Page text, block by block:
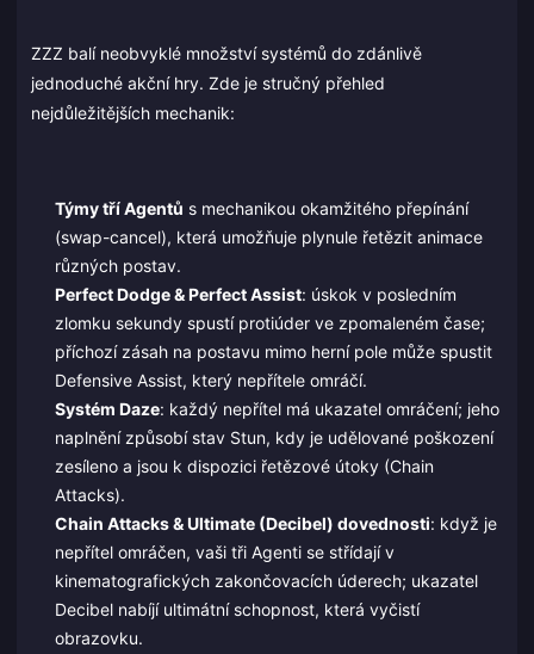
ZZZ balí neobvyklé množství systémů do zdánlivě
jednoduché akční hry. Zde je stručný přehled
nejdůležitějších mechanik:
Týmy tří Agentů s mechanikou okamžitého přepínání
(swap-cancel), která umožňuje plynule řetězit animace
různých postav.
Perfect Dodge & Perfect Assist: úskok v posledním
zlomku sekundy spustí protiúder ve zpomaleném čase;
příchozí zásah na postavu mimo herní pole může spustit
Defensive Assist, který nepřítele omráčí.
Systém Daze: každý nepřítel má ukazatel omráčení; jeho
naplnění způsobí stav Stun, kdy je udělované poškození
zesíleno a jsou k dispozici řetězové útoky (Chain
Attacks).
Chain Attacks & Ultimate (Decibel) dovednosti: když je
nepřítel omráčen, vaši tři Agenti se střídají v
kinematografických zakončovacích úderech; ukazatel
Decibel nabíjí ultimátní schopnost, která vyčistí
obrazovku.